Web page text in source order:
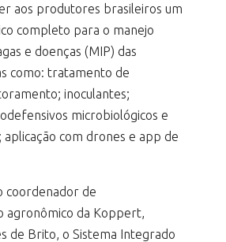
aos produtores brasileiros um
completo para o manejo
e doenças (MIP) das
como: tratamento de
inoculantes;
microbiológicos e
aplicação com drones e app de
coordenador de
agronômico da Koppert,
de Brito, o Sistema Integrado